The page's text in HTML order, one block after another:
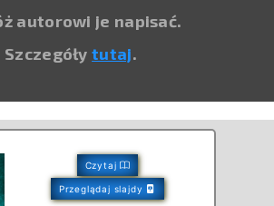
autorowi je napisać.
Szczegółytutaj.
Czytaj
Przeglądaj slajdy